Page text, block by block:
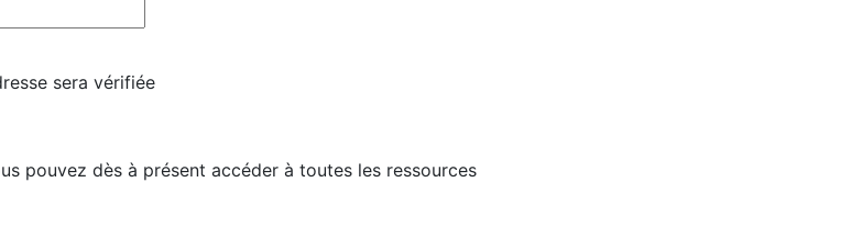
sera vérifiée
pouvez dès à présent accéder à toutes les ressources